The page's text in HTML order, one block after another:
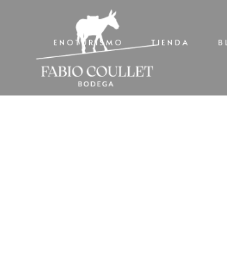
ENOTURISMO TIENDA